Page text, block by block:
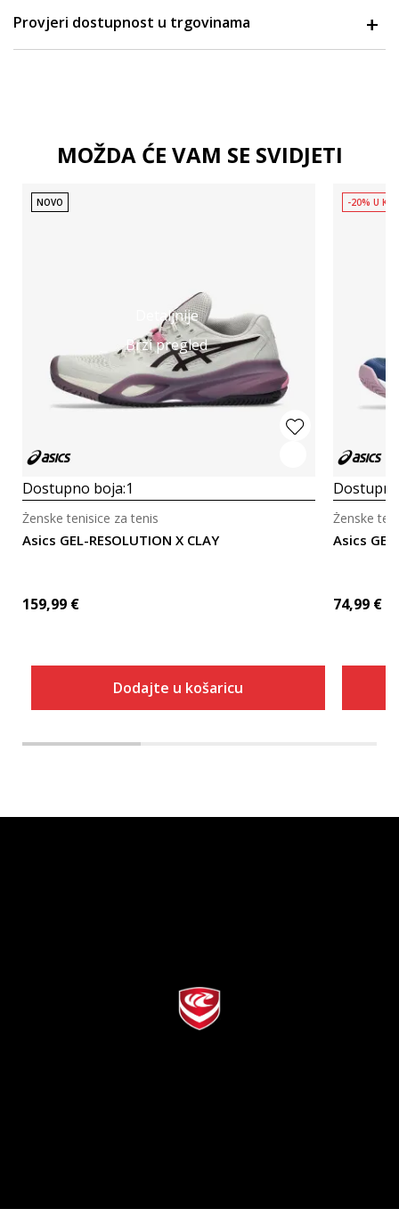
Provjeri dostupnost u trgovinama
MOŽDA ĆE VAM SE SVIDJETI
Detaljnije
Brzi pregled
NOVO
Dostupno boja:1
Asics GEL-RESOLUTION X CLAY
Ženske tenisice za tenis
159,99 €
Dodajte u košaricu
-20% U
Asics
Ženske
74,99 €